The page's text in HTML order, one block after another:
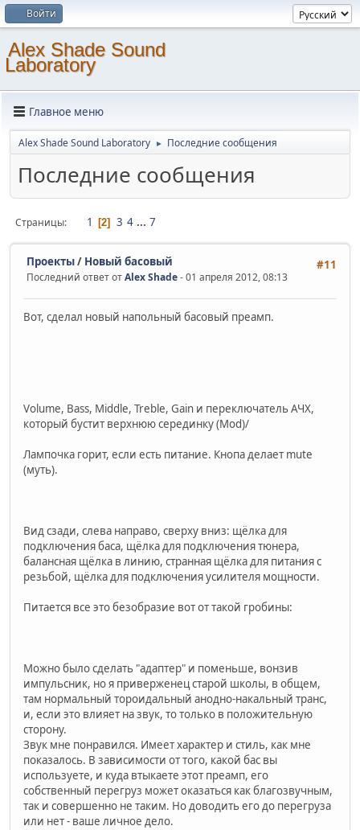
Войти
Alex Shade Sound
Laboratory
Главное меню
Alex Shade Sound Laboratory ► Последние сообщения
Последние сообщения
Страницы 1 2 3 4 ... 7
#11
Проекты/ Новый басовый
Последний ответ отAlex Shade- 01 апреля 2012, 08:13
Вот, сделал новый напольный басовый преамп.
Volume, Bass, Middle, Treble, Gain и переключатель АЧХ,
который бустит верхнюю серединку (Mod)/
Лампочка горит, если есть питание. Кнопа делает mute
(муть).
Вид сзади, слева направо, сверху вниз: щёлка для
подключения баса, щёлка для подключения тюнера,
балансная щёлка в линию, странная щёлка для питания с
резьбой, щёлка для подключения усилителя мощности.
Питается все это безобразие вот от такой гробины:
Можно было сделать "адаптер" и поменьше, вонзив
импульсник, но я приверженец старой школы, в общем,
там нормальный тороидальный анодно-накальный транс,
и, если это влияет на звук, то только в положительную
сторону.
Звук мне понравился. Имеет характер и стиль, как мне
показалось. В зависимости от того, какой бас вы
используете, и куда втыкаете этот преамп, его
собственный перегруз может оказаться как благозвучным,
так и совершенно не таким. Но доводить его до перегруза
или нет - ваше личное дело.